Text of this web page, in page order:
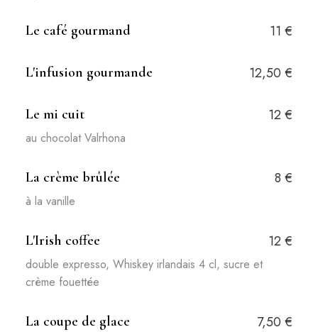
Le café gourmand 11 €
L'infusion gourmande 12,50 €
Le mi cuit 12 €
au chocolat Valrhona
La crème brûlée 8 €
à la vanille
L'Irish coffee 12 €
double expresso, Whiskey irlandais 4 cl, sucre et
crème fouettée
La coupe de glace 7,50 €